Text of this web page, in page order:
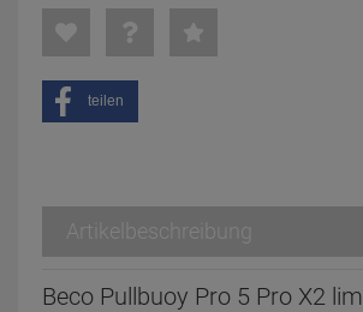
teilen
Artikelbeschreibung
Beco Pullbuoy Pro 5 Pro X2